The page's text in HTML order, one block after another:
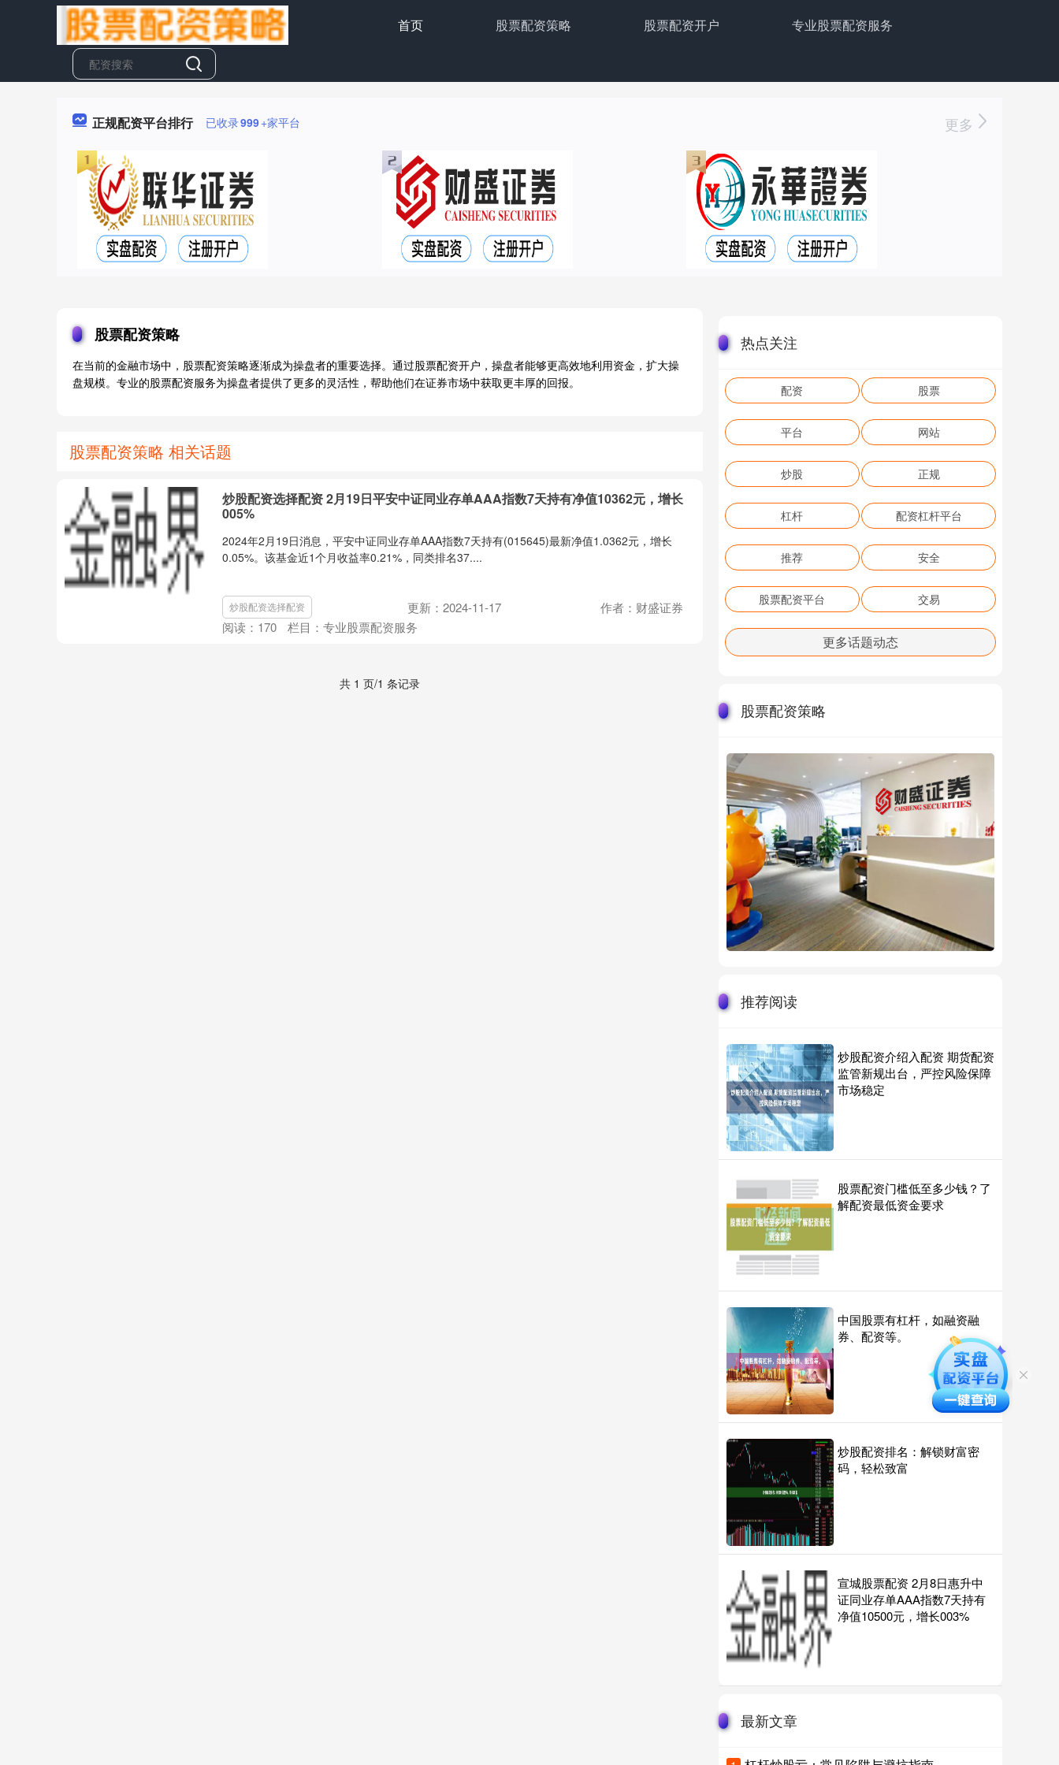
首页 股票配资策略 股票配资开户 专业股票配资服务
正规配资平台排行 已收录999+家平台 更多
股票配资策略
在当前的金融市场中，股票配资策略逐渐成为操盘者的重要选择。通过股票配资开户，操盘者能够更高效地利用资金，扩大操
盘规模。专业的股票配资服务为操盘者提供了更多的灵活性，帮助他们在证券市场中获取更丰厚的回报。
股票配资策略 相关话题
炒股配资选择配资 2月19日平安中证同业存单AAA指数7天持有净值10362元，增长
005%
2024年2月19日消息，平安中证同业存单AAA指数7天持有(015645)最新净值1.0362元，增长
0.05%。该基金近1个月收益率0.21%，同类排名37....
炒股配资选择配资 更新：2024-11-17
作者：财盛证券
阅读： 170 栏目： 专业股票配资服务
共 1 页/1 条记录
热点关注
配资 股票
平台 网站
炒股 正规
杠杆 配资杠杆平台
推荐 安全
股票配资平台 交易
更多话题动态
股票配资策略
推荐阅读
炒股配资介绍入配资 期货配资
监管新规出台，严控风险保障
市场稳定
股票配资门槛低至多少钱？了
解配资最低资金要求
中国股票有杠杆，如融资融
券、配资等。
炒股配资排名：解锁财富密
码，轻松致富
宣城股票配资 2月8日惠升中
证同业存单AAA指数7天持有
净值10500元，增长003%
最新文章